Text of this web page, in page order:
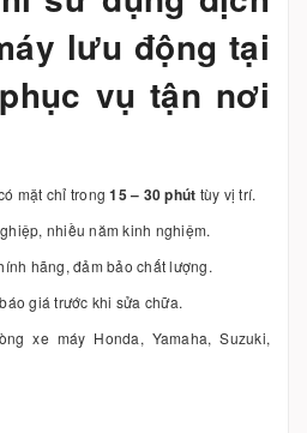
lưu động tại
vụ tận nơi
mặt chỉ trong15 – 30 phút tùy vị trí.
nhiều năm kinh nghiệm.
hãng, đảm bảo chất lượng.
giá trước khi sửa chữa.
xe máy Honda, Yamaha, Suzuki,